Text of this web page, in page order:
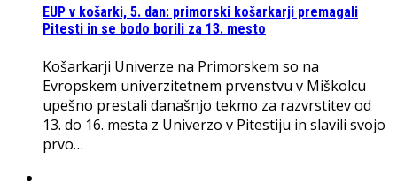
EUP v košarki, 5. dan: primorski košarkarji premagali
Pitesti in se bodo borili za 13. mesto
Košarkarji Univerze na Primorskem so na
Evropskem univerzitetnem prvenstvu v Miškolcu
upešno prestali današnjo tekmo za razvrstitev od
13. do 16. mesta z Univerzo v Pitestiju in slavili svojo
prvo…